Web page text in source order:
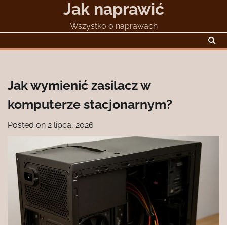
Jak naprawić
Wszystko o naprawach
Jak wymienić zasilacz w
komputerze stacjonarnym?
Posted on 2 lipca, 2026